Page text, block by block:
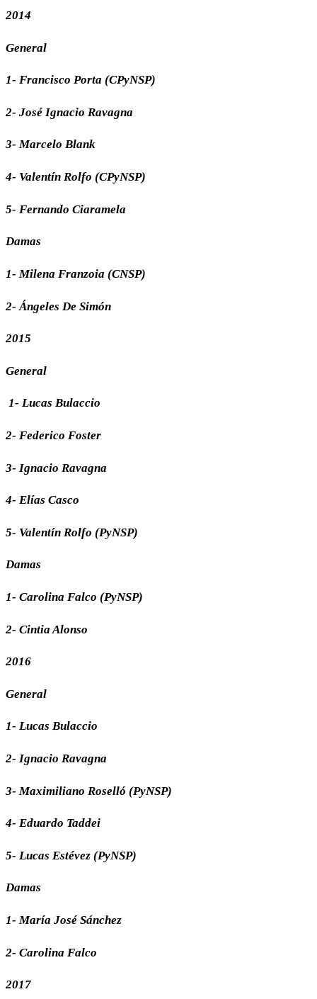
2014
General
1- Francisco Porta (CPyNSP)
2- José Ignacio Ravagna
3- Marcelo Blank
4- Valentín Rolfo (CPyNSP)
5- Fernando Ciaramela
Damas
1- Milena Franzoia (CNSP)
2- Ángeles De Simón
2015
General
1- Lucas Bulaccio
2- Federico Foster
3- Ignacio Ravagna
4- Elías Casco
5- Valentín Rolfo (PyNSP)
Damas
1- Carolina Falco (PyNSP)
2- Cintia Alonso
2016
General
1- Lucas Bulaccio
2- Ignacio Ravagna
3- Maximiliano Roselló (PyNSP)
4- Eduardo Taddei
5- Lucas Estévez (PyNSP)
Damas
1- María José Sánchez
2- Carolina Falco
2017